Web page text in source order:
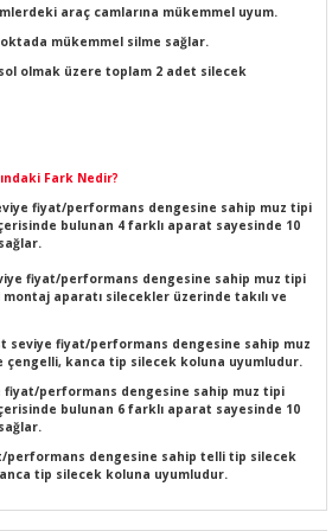
araç camlarına mükemmel uyum.
mükemmel silme sağlar.
olmak üzere toplam 2 adet silecek
Fark Nedir?
fiyat/performans dengesine sahip muz tipi
bulunan 4 farklı aparat sayesinde 10
fiyat/performans dengesine sahip muz tipi
aparatı silecekler üzerinde takılı ve
seviye fiyat/performans dengesine sahip muz
çengelli, kanca tip silecek koluna uyumludur.
fiyat/performans dengesine sahip muz tipi
bulunan 6 farklı aparat sayesinde 10
performans dengesine sahip telli tip silecek
tip silecek koluna uyumludur.